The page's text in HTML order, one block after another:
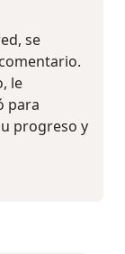
se
le
para
progreso y